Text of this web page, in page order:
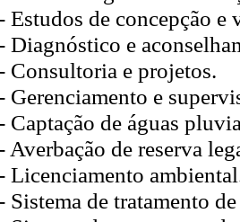
- Estudos de concepção e
- Diagnóstico e
- Consultoria e projetos.
- Gerenciamento e
- Captação de águas
- Averbação de reserva
- Licenciamento
- Sistema de tratamento